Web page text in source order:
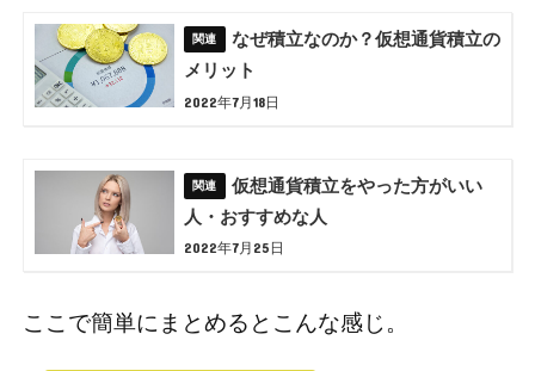
なぜ積立なのか？仮想通貨積立の
メリット
2022年7月18日
仮想通貨積立をやった方がいい
人・おすすめな人
2022年7月25日
ここで簡単にまとめるとこんな感じ。